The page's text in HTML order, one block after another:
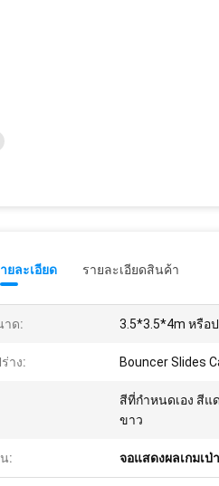
ยละเอียด รายละเอียดสินค้า
าด: 3.5*3.5*4m หรือ
าง: Bouncer Slides
สีที่กำหนดเอง สีแ
ขาว
: จอแสดงผลเกมเป่